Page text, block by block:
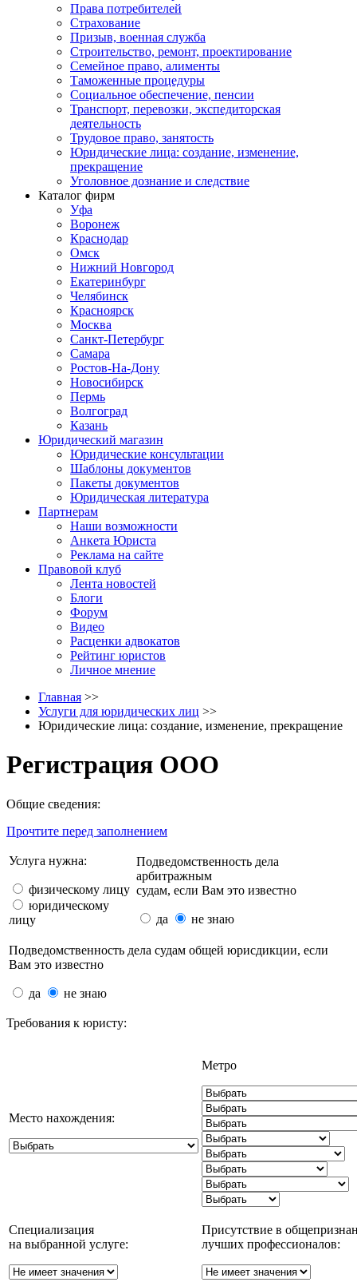
Права потребителей
Страхование
Призыв, военная служба
Строительство, ремонт, проектирование
Семейное право, алименты
Таможенные процедуры
Социальное обеспечение, пенсии
Транспорт, перевозки, экспедиторская
деятельность
Трудовое право, занятость
Юридические лица: создание, изменение,
прекращение
Уголовное дознание и следствие
Каталог фирм
Уфа
Воронеж
Краснодар
Омск
Нижний Новгород
Екатеринбург
Челябинск
Красноярск
Москва
Санкт-Петербург
Самара
Ростов-На-Дону
Новосибирск
Пермь
Волгоград
Казань
Юридический магазин
Юридические консультации
Шаблоны документов
Пакеты документов
Юридическая литература
Партнерам
Наши возможности
Анкета Юриста
Реклама на сайте
Правовой клуб
Лента новостей
Блоги
Форум
Видео
Расценки адвокатов
Рейтинг юристов
Личное мнение
Главная >>
Услуги для юридических лиц >>
Юридические лица: создание, изменение, прекращение
Регистрация ООО
Общие сведения:
Прочтите перед заполнением
Услуга нужна:
физическому лицу
юридическому
лицу
Подведомственность дела
арбитражным
судам, если Вам это известно
да не знаю
Подведомственность дела судам общей юрисдикции, если
Вам это известно
да не знаю
Требования к юристу:
Место нахождения:
Метро
Специализация
на выбранной услуге:
Присутствие в
лучших профессионалов: